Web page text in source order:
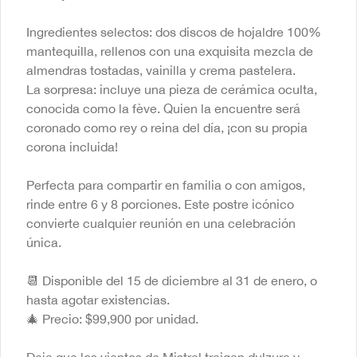
Conócenos
Cobertura
Política de privacidad
Redes sociales
Ingredientes selectos: dos discos de hojaldre 100%
mantequilla, rellenos con una exquisita mezcla de
almendras tostadas, vainilla y crema pastelera.
La sorpresa: incluye una pieza de cerámica oculta,
conocida como la fève. Quien la encuentre será
coronado como rey o reina del día, ¡con su propia
corona incluida!
Perfecta para compartir en familia o con amigos,
rinde entre 6 y 8 porciones. Este postre icónico
convierte cualquier reunión en una celebración
única.
📆 Disponible del 15 de diciembre al 31 de enero, o
hasta agotar existencias.
🎄 Precio: $99,900 por unidad.